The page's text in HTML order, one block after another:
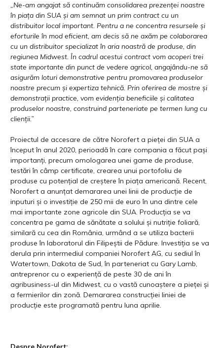
„Ne-am angajat să continuăm consolidarea prezenței noastre
în piața din SUA și am semnat un prim contract cu un
distribuitor local important. Pentru a ne concentra resursele și
eforturile în mod eficient, am decis să ne axăm pe colaborarea
cu un distribuitor specializat în aria noastră de produse, din
regiunea Midwest. În cadrul acestui contract vom acoperi trei
state importante din punct de vedere agricol, angajându-ne să
asigurăm loturi demonstrative pentru promovarea produselor
noastre precum și expertiza tehnică. Prin oferirea de mostre și
demonstrații practice, vom evidenția beneficiile și calitatea
produselor noastre, construind parteneriate pe termen lung cu
clienții.”
Proiectul de accesare de către Norofert a pieței din SUA a
început în anul 2020, perioadă în care compania a făcut pași
importanți, precum omologarea unei game de produse,
testări în câmp certificate, crearea unui portofoliu de
produse cu potențial de creștere în piața americană. Recent,
Norofert a anunțat demararea unei linii de producție de
inputuri și o investiție de 250 mii de euro în una dintre cele
mai importante zone agricole din SUA. Producția se va
concentra pe gama de sănătate a solului și nutriție foliară,
similară cu cea din România, urmând a se utiliza bacterii
produse în laboratorul din Filipeștii de Pădure. Investiția se va
derula prin intermediul companiei Norofert AG, cu sediul în
Watertown, Dakota de Sud, în parteneriat cu Gary Lamb,
antreprenor cu o experiență de peste 30 de ani în
agribusiness-ul din Midwest, cu o vastă cunoaștere a pieței și
a fermierilor din zonă. Demararea construcției liniei de
producție este programată pentru luna aprilie.